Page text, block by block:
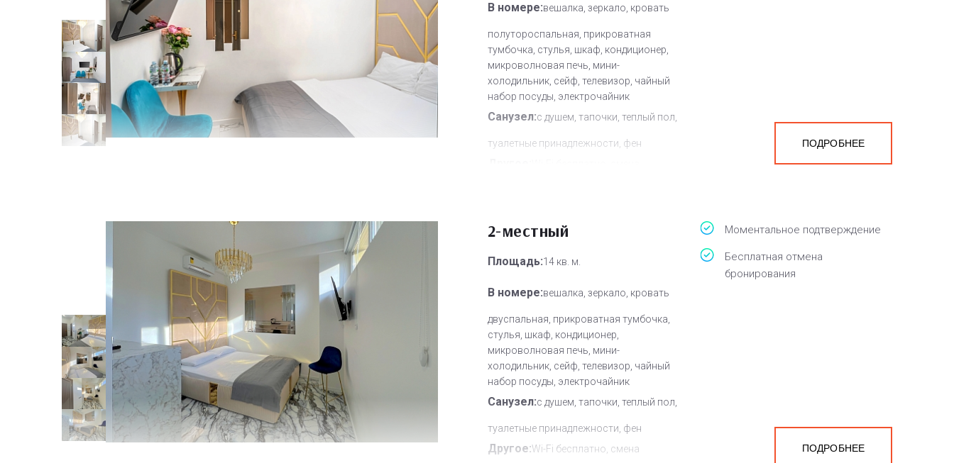
В номере:вешалка, зеркало, кровать
полутороспальная, прикроватная
тумбочка, стулья, шкаф, кондиционер,
микроволновая печь, мини-
холодильник, сейф, телевизор, чайный
набор посуды, электрочайник
Санузел:с душем, тапочки, теплый пол,
туалетные принадлежности, фен
Дополнительное место:
ПОДРОБНЕЕ
2-местный
Площадь:14 кв. м.
В номере:вешалка, зеркало, кровать
двуспальная, прикроватная тумбочка,
стулья, шкаф, кондиционер,
микроволновая печь, мини-
холодильник, сейф, телевизор, чайный
набор посуды, электрочайник
Санузел:с душем, тапочки, теплый пол,
туалетные принадлежности, фен
Другое:Wi-Fi бесплатно, смена
Моментальное подтверждение
Бесплатная отмена
бронирования
ПОДРОБНЕЕ